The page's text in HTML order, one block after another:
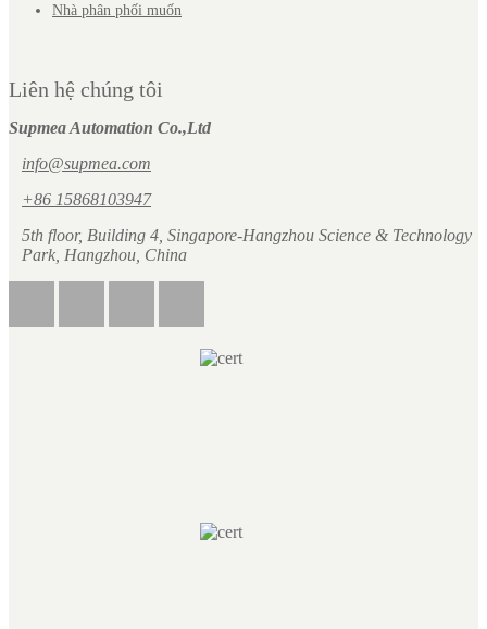
Nhà phân phối muốn
Liên hệ chúng tôi
Supmea Automation Co.,Ltd
info@supmea.com
+86 15868103947
5th floor, Building 4, Singapore-Hangzhou Science & Technology
Park, Hangzhou, China